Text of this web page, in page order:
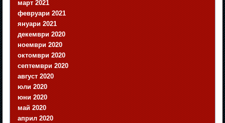
март 2021
февруари 2021
януари 2021
декември 2020
ноември 2020
октомври 2020
септември 2020
август 2020
юли 2020
юни 2020
май 2020
април 2020